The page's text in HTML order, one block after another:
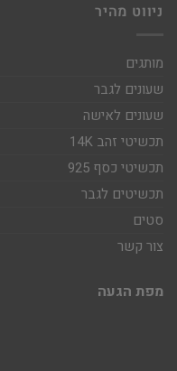
ניווט מהיר
מותגים
שעונים לגבר
שעונים לאישה
תכשיטי זהב 14K
תכשיטי כסף 925
תכשיטים לגבר
סטים
צור קשר
מפת הגעה